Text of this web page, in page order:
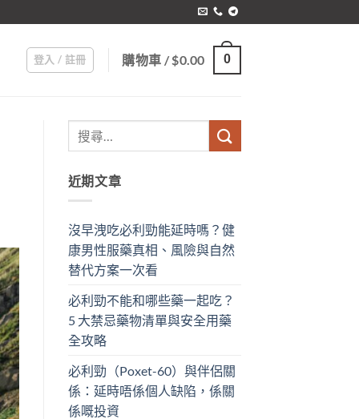
登入 / 註冊 購物車 /$0.00 0
近期文章
沒早洩吃必利勁能延時嗎？健
康男性服藥真相、風險與自然
替代方案一次看
必利勁不能和哪些藥一起吃？
5 大禁忌藥物清單與安全用藥
全攻略
必利勁（Poxet-60）與伴侶關
係：延時唔係個人缺陷，係關
係嘅投資